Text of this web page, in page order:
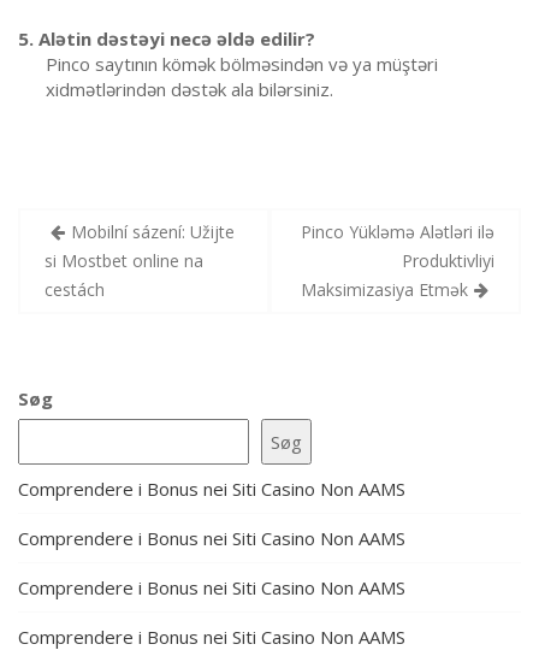
5. Alətin dəstəyi necə əldə edilir?
Pinco saytının kömək bölməsindən və ya müştəri
xidmətlərindən dəstək ala bilərsiniz.
Indlægsnavigation
Mobilní sázení: Užijte
si Mostbet online na
cestách
Pinco Yükləmə Alətləri ilə
Produktivliyi
Maksimizasiya Etmək
Søg
Søg
Comprendere i Bonus nei Siti Casino Non AAMS
Comprendere i Bonus nei Siti Casino Non AAMS
Comprendere i Bonus nei Siti Casino Non AAMS
Comprendere i Bonus nei Siti Casino Non AAMS